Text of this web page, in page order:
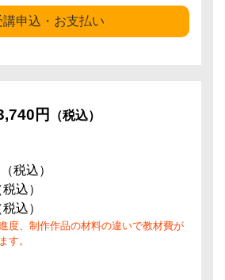
講申込・お支払い
円 （税込）
税込）
込）
込）
度、制作作品の材料の違いで教材費が
す。